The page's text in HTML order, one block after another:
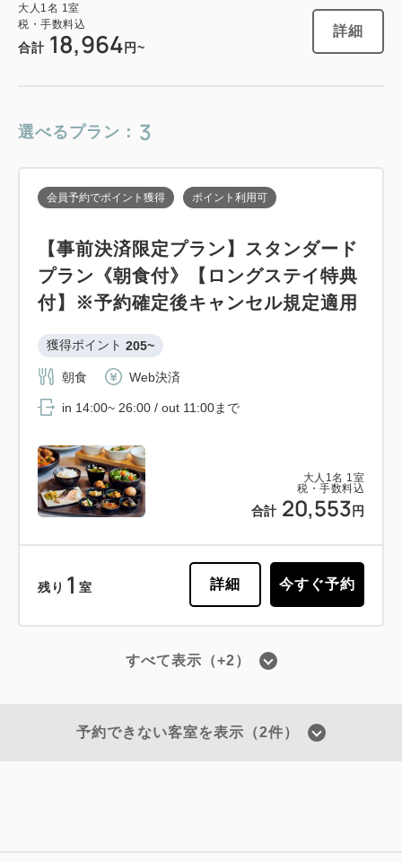
大人1名1室
税・手数料込
合計 16,150円
スタンダードプラン 《 素泊り 》 【ロ
素泊まり
残り1室
大人 1名 1室
税・手数料込
合計 18,964 円~
詳細
選べるプラン： 3
大人 1名 1室
税・手数料込
合計 20,553 円
会員予約でポイント獲得 ポイント利用可
【事前決済限定プラン】スタンダード
プラン《朝食付》【ロングステイ特典
付】※予約確定後キャンセル規定適用
獲得ポイント 205~
朝食 Web決済
in 14:00~ 26:00 / out 11:00まで
残り 1 室 詳細 今すぐ予約
【事前決済限定プラン】スタンダード
すべて表示（+2）
予約できない客室を表示（2件）